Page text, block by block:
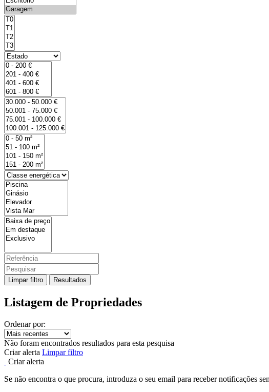
Limpar filtro Resultados
Listagem de Propriedades
Ordenar por:
Não foram encontrados resultados para esta pesquisa
Criar alerta Limpar filtro
Criar alerta
Se não encontra o que procura, introduza o seu email para receber notificações